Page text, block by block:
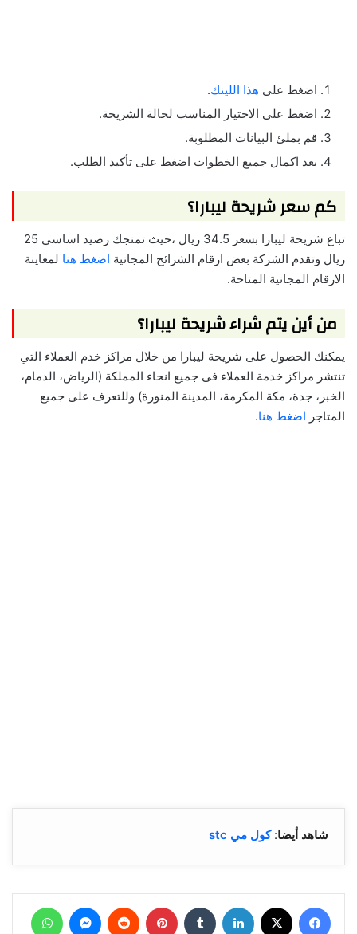
اضغط على هذا اللينك.
اضغط على الاختيار المناسب لحالة الشريحة.
قم بملئ البيانات المطلوبة.
بعد اكمال جميع الخطوات اضغط على تأكيد الطلب.
كم سعر شريحة ليبارا؟
تباع شريحة ليبارا بسعر 34.5 ريال ،حيث تمنجك رصيد اساسي 25
ريال وتقدم الشركة بعض ارقام الشرائح المجانية اضغط هنا لمعاينة
الارقام المجانية المتاحة.
من أين يتم شراء شريحة ليبارا؟
يمكنك الحصول على شريحة ليبارا من خلال مراكز خدم العملاء التي
تنتشر مراكز خدمة العملاء فى جميع انحاء المملكة (الرياض، الدمام،
الخبر، جدة، مكة المكرمة، المدينة المنورة) وللتعرف على جميع
المتاجر اضغط هنا.
شاهد أيضا:كول مي stc
فيسبوك لينكدإن بينتيريست ماسنجر